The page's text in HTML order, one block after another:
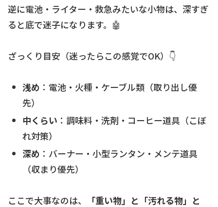
逆に電池・ライター・救急みたいな小物は、深すぎ
ると底で迷子になります。🤖
ざっくり目安（迷ったらこの感覚でOK）👇
浅め ：電池・火種・ケーブル類（取り出し優
先）
中くらい ：調味料・洗剤・コーヒー道具（こぼ
れ対策）
深め ：バーナー・小型ランタン・メンテ道具
（収まり優先）
ここで大事なのは、
「重い物」と「汚れる物」と